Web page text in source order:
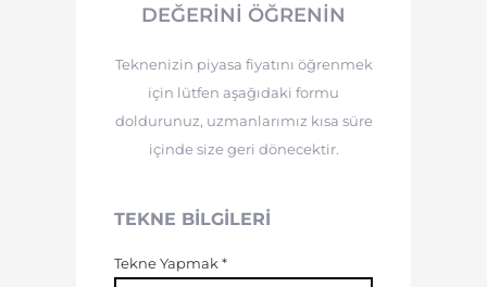
DEĞERINI ÖĞRENIN
Teknenizin piyasa fiyatını öğrenmek
için lütfen aşağıdaki formu
doldurunuz, uzmanlarımız kısa süre
içinde size geri dönecektir.
TEKNE BILGILERI
Tekne Yapmak *